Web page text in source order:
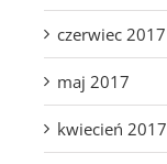
czerwiec 2017
maj 2017
kwiecień 2017